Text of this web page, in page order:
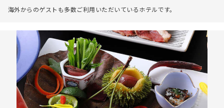
海外からのゲストも多数ご利用いただいているホテルです。